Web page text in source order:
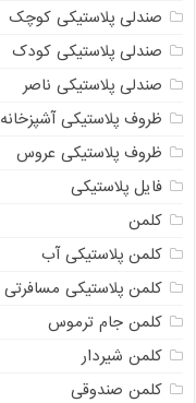
صندلی پلاستیکی کوچک
صندلی پلاستیکی کودک
صندلی پلاستیکی ناصر
ظروف پلاستیکی آشپزخانه
ظروف پلاستیکی عروس
فایل پلاستیکی
کلمن
کلمن پلاستیکی آب
کلمن پلاستیکی مسافرتی
کلمن جام ترموس
کلمن شیردار
کلمن صندوقی